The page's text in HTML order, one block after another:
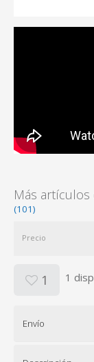
Más
(101)
Precio
1 1
Envío